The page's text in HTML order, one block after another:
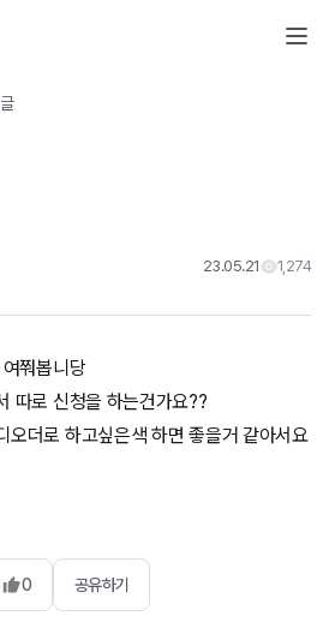
23.05.21 1,274
쭤봅니당
따로 신청을 하는건가요??
오더로 하고싶은색 하면 좋을거 같아서요
0 공유하기